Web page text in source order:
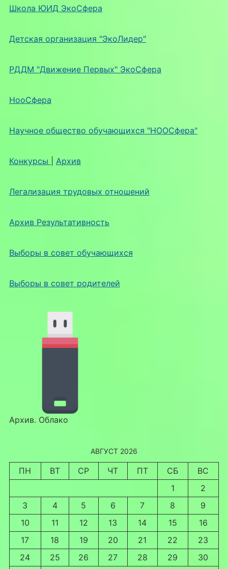
Школа ЮИД ЭкоСфера
Детская организация "ЭкоЛидер"
РДДМ "Движение Первых" ЭкоСфера
НооСфера
Научное общество обучающихся "НООСфера"
Конкурсы Архив
Легализация трудовых отношений
Архив Результативность
Выборы в совет обучающихся
Выборы в совет родителей
Архив. Облако
АВГУСТ 2026
ПН ВТ СР ЧТ ПТ СБ
ВС
1
2
3
4 5 6 7 8
9
10
11 12 13 14 15
16
17
18 19 20 21 22
23
24
25 26 27 28 29
30